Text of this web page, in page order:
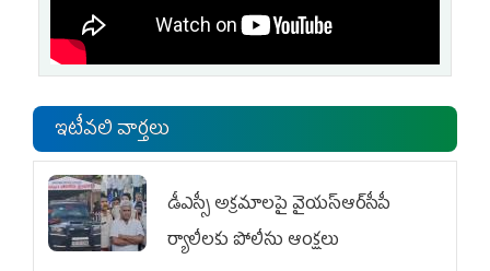
ఇటీవలి వార్తలు
డీఎస్సీ అక్రమాలపై వైయ‌స్ఆర్‌సీపీ
ర్యాలీలకు పోలీసు ఆంక్షలు